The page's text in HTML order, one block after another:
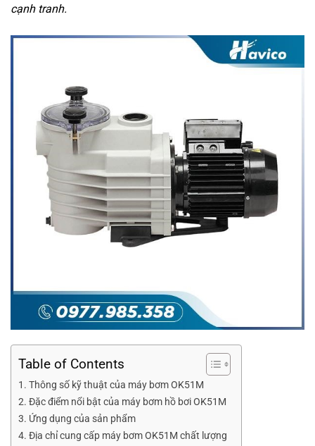
cạnh tranh.
Table of Contents
Thông số kỹ thuật của máy bơm OK51M
Đặc điểm nổi bật của máy bơm hồ bơi OK51M
Ứng dụng của sản phẩm
Địa chỉ cung cấp máy bơm OK51M chất lượng